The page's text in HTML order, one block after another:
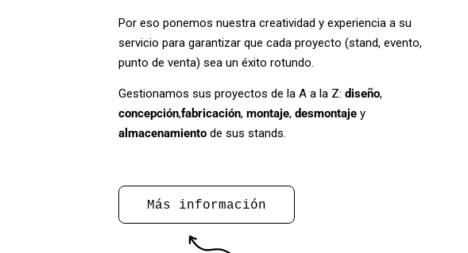
Por eso ponemos nuestra creatividad y experiencia a su
servicio para garantizar que cada proyecto (stand, evento,
punto de venta) sea un éxito rotundo.
Gestionamos sus proyectos de la A a la Z:diseño,
concepción,fabricación,montaje,desmontaje y
almacenamiento de sus stands.
Más información